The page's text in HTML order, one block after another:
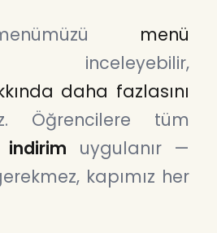
menü
inceleyebilir,
daha fazlasını
Öğrencilere tüm
indirim uygulanır —
kapımız her